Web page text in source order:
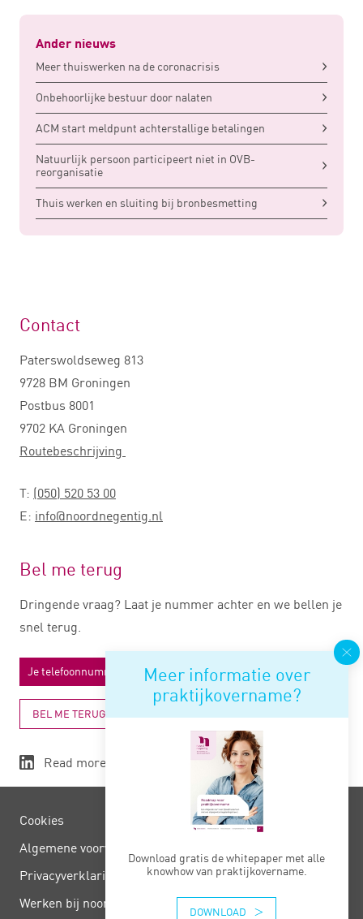
Ander nieuws
Meer thuiswerken na de coronacrisis
Onbehoorlijke bestuur door nalaten
ACM start meldpunt achterstallige betalingen
Natuurlijk persoon participeert niet in OVB-
reorganisatie
Thuis werken en sluiting bij bronbesmetting
Meer informatie over
praktijkovername?
Download gratis de whitepaper met alle
knowhow van praktijkovername.
DOWNLOAD
Contact
Paterswoldseweg 813
9728 BM Groningen
Postbus 8001
9702 KA Groningen
Routebeschrijving
T: (050) 520 53 00
E: info@noordnegentig.nl
Bel me terug
Dringende vraag? Laat je nummer achter en we bellen je
snel terug.
BEL ME TERUG
Read more
Cookies
Algemene voorwaarden
Privacy­verklaring
Werken bij noord negentig